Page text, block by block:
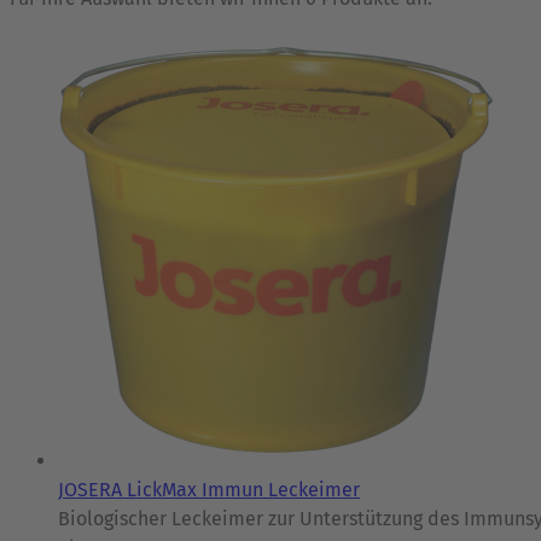
JOSERA LickMax Immun Leckeimer
Biologischer Leckeimer zur Unterstützung des